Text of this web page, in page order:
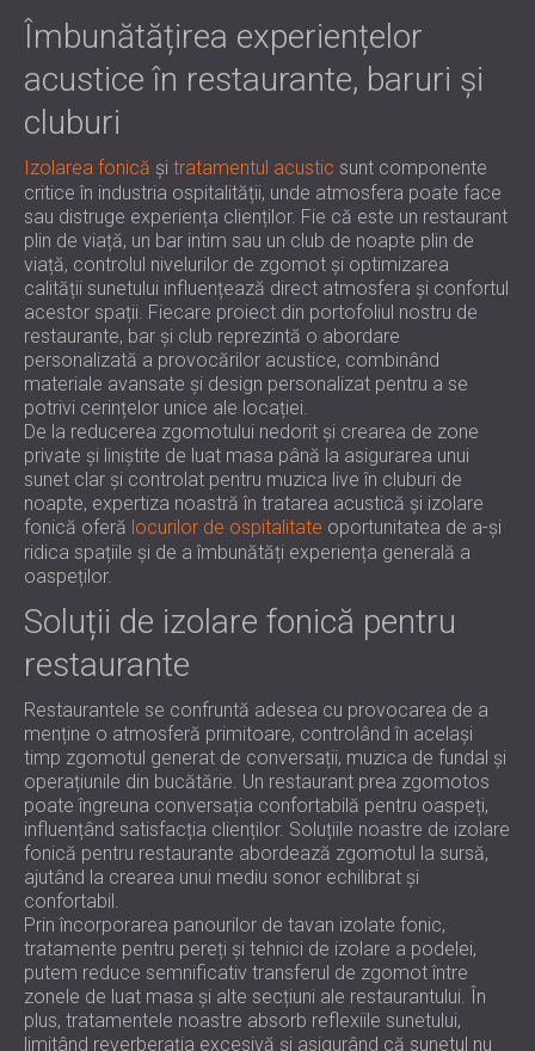
Îmbunătățirea experiențelor
acustice în restaurante, baruri și
cluburi
Izolarea fonică și tratamentul acustic sunt componente
critice în industria ospitalității, unde atmosfera poate face
sau distruge experiența clienților. Fie că este un restaurant
plin de viață, un bar intim sau un club de noapte plin de
viață, controlul nivelurilor de zgomot și optimizarea
calității sunetului influențează direct atmosfera și confortul
acestor spații. Fiecare proiect din portofoliul nostru de
restaurante, bar și club reprezintă o abordare
personalizată a provocărilor acustice, combinând
materiale avansate și design personalizat pentru a se
potrivi cerințelor unice ale locației.
De la reducerea zgomotului nedorit și crearea de zone
private și liniștite de luat masa până la asigurarea unui
sunet clar și controlat pentru muzica live în cluburi de
noapte, expertiza noastră în tratarea acustică și izolare
fonică oferă locurilor de ospitalitate oportunitatea de a-și
ridica spațiile și de a îmbunătăți experiența generală a
oaspeților.
Soluții de izolare fonică pentru
restaurante
Restaurantele se confruntă adesea cu provocarea de a
menține o atmosferă primitoare, controlând în același
timp zgomotul generat de conversații, muzica de fundal și
operațiunile din bucătărie. Un restaurant prea zgomotos
poate îngreuna conversația confortabilă pentru oaspeți,
influențând satisfacția clienților. Soluțiile noastre de izolare
fonică pentru restaurante abordează zgomotul la sursă,
ajutând la crearea unui mediu sonor echilibrat și
confortabil.
Prin încorporarea panourilor de tavan izolate fonic,
tratamente pentru pereți și tehnici de izolare a podelei,
putem reduce semnificativ transferul de zgomot între
zonele de luat masa și alte secțiuni ale restaurantului. În
plus, tratamentele noastre absorb reflexiile sunetului,
limitând reverberația excesivă și asigurând că sunetul nu